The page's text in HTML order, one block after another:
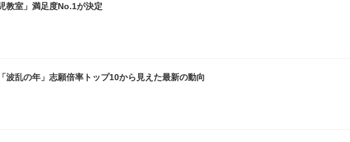
教室」満足度No.1が決定
波乱の年」志願倍率トップ10から見えた最新の動向